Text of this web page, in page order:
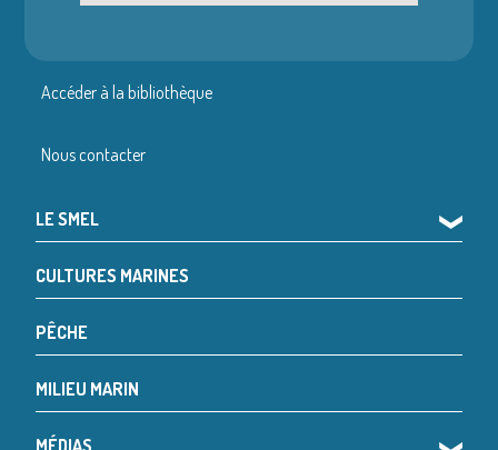
Accéder à la bibliothèque
Nous contacter
LE SMEL ❯
CULTURES MARINES
PÊCHE
MILIEU MARIN
MÉDIAS